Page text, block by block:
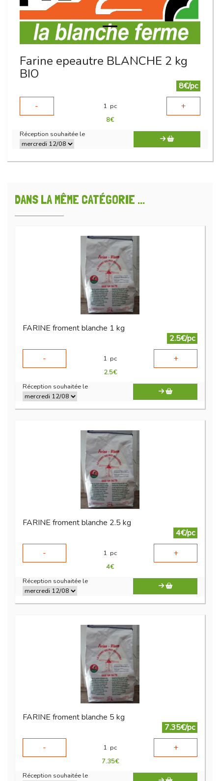
Farine epeautre BLANCHE 2 kg
BIO
8€/pc
-
1 pc +
8€
Réception souhaitée le
DANS LA MÊME CATÉGORIE ...
FARINE froment blanche 1 kg
2.5€/pc
-
1 pc +
2.5€
Réception souhaitée le
FARINE froment blanche 2.5 kg
4€/pc
-
1 pc +
4€
Réception souhaitée le
FARINE froment blanche 5 kg
7.35€/pc
-
1 pc +
7.35€
Réception souhaitée le